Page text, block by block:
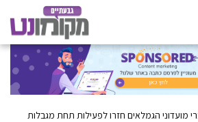
מועדוני הגמלאים חזרו לפעילות תחת מגבלות